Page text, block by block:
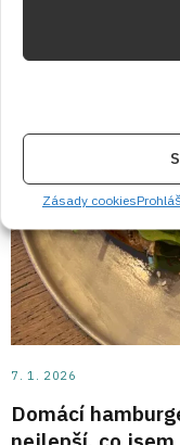
Zásady cookies
7. 1. 2026
Domácí